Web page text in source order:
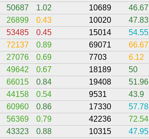
50687 1.02 10689 46.67
26899 0.43 10020 47.83
53485 0.45 15014 54.55
72137 0.89 69071 66.67
27076 0.69 7703 6.12
49642 0.67 18189 50
66015 0.84 19408 51.96
44158 0.54 9531 43.9
60960 0.86 17330 57.78
56369 0.79 42236 72.54
43323 0.88 10315 47.95